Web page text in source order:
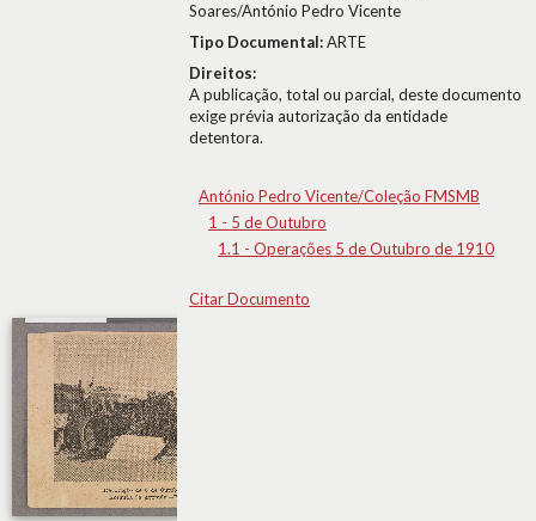
Soares/António Pedro Vicente
Tipo Documental:ARTE
Direitos:
A publicação, total ou parcial, deste documento
exige prévia autorização da entidade
detentora.
António Pedro Vicente/Coleção FMSMB
1 - 5 de Outubro
1.1 - Operações 5 de Outubro de 1910
Citar Documento